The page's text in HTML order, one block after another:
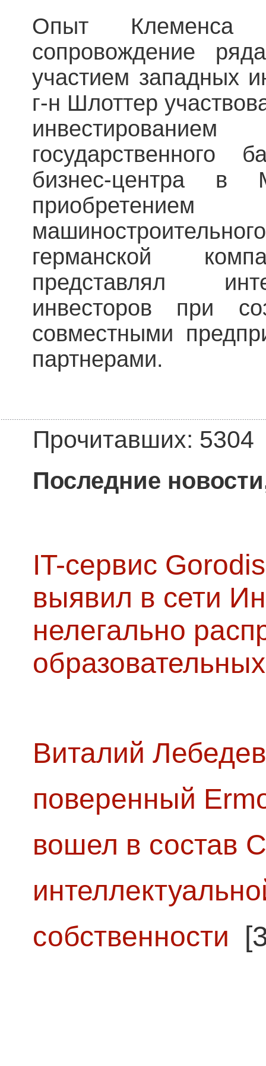
Опыт Клеменса
сопровождение
участием западных
г-н Шлоттер
государственного
бизнес-центра
германской
представлял
инвесторов при
совместными
партнерами.
Прочитавших: 5304
Последние
IT-сервис
выявил в сети
нелегально
Виталий
поверенный
вошел в состав
собственности